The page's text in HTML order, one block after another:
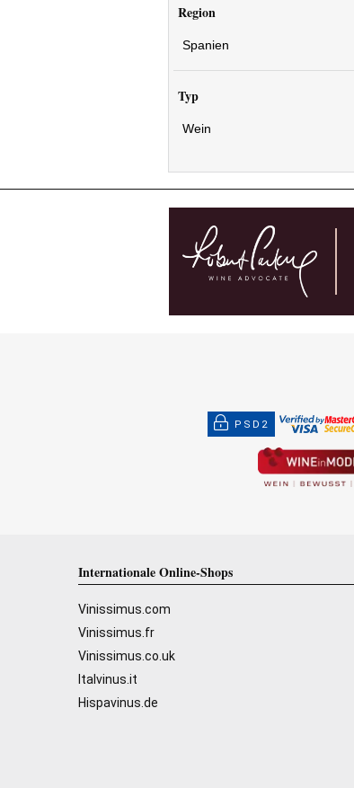
Region
Spanien
Typ
Wein
PSD2
Internationale Online-Shops
Vinissimus.com
Vinissimus.fr
Vinissimus.co.uk
Italvinus.it
Hispavinus.de